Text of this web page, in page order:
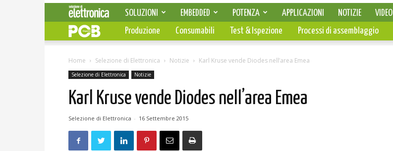
SELEZIONE DI ELETTRONICA
SOLUZIONI EMBEDDED POTENZA APPLICAZIONI NOTIZIE
VIDEO
PCB
Produzione Consumabili Test & Ispezione Processi di assemblaggio
Home Selezione di Elettronica Notizie Karl Kruse vende Diodes nell’area Emea
Selezione di Elettronica Notizie
Karl Kruse vende Diodes nell’area Emea
Selezione di Elettronica - 16 Settembre 2015